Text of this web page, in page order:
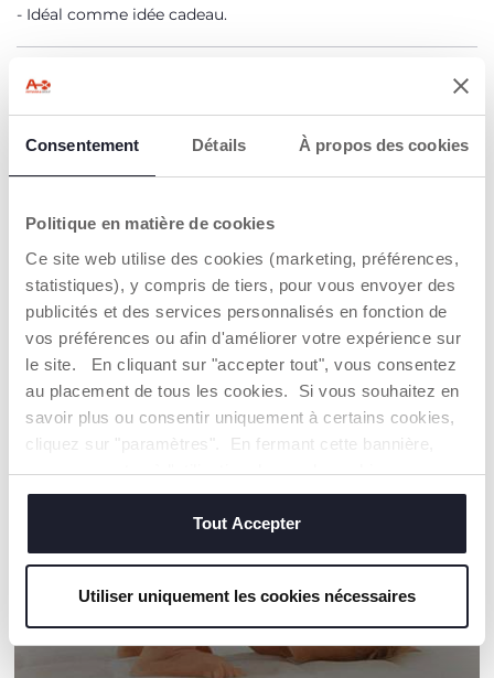
Consentement Détails À propos des cookies
Politique en matière de cookies
Ce site web utilise des cookies (marketing, préférences,
statistiques), y compris de tiers, pour vous envoyer des
publicités et des services personnalisés en fonction de
vos préférences ou afin d'améliorer votre expérience sur
le site. En cliquant sur "accepter tout", vous consentez
au placement de tous les cookies. Si vous souhaitez en
savoir plus ou consentir uniquement à certains cookies,
cliquez sur "paramètres". En fermant cette bannière,
vous consentez à l'utilisation des seuls cookies
techniques, qui sont essentiels au service demandé.
Tout Accepter
Utiliser uniquement les cookies nécessaires
Idéal comme idée cadeau.
DÉTAILS DU PRODUIT
AVERTISSEMENTS ET INSTRUCTIONS
Trouver un Revendeur
NOS RECOMMANDATIONS